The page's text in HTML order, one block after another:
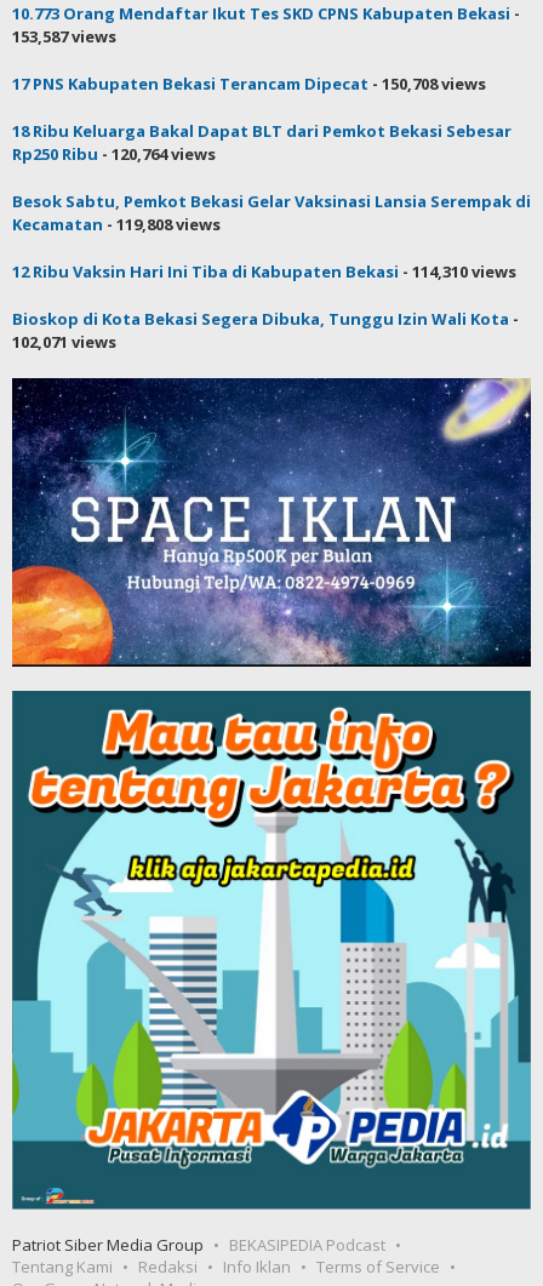
10.773 Orang Mendaftar Ikut Tes SKD CPNS Kabupaten Bekasi -
153,587 views
17 PNS Kabupaten Bekasi Terancam Dipecat - 150,708 views
18 Ribu Keluarga Bakal Dapat BLT dari Pemkot Bekasi Sebesar
Rp250 Ribu - 120,764 views
Besok Sabtu, Pemkot Bekasi Gelar Vaksinasi Lansia Serempak di
Kecamatan - 119,808 views
12 Ribu Vaksin Hari Ini Tiba di Kabupaten Bekasi - 114,310 views
Bioskop di Kota Bekasi Segera Dibuka, Tunggu Izin Wali Kota -
102,071 views
Patriot Siber Media Group
BEKASIPEDIA Podcast
Tentang Kami
Redaksi Info Iklan
Terms of Service